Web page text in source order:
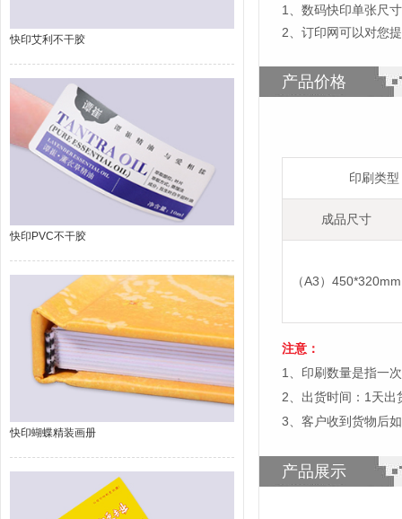
快印艾利不干胶
快印PVC不干胶
快印蝴蝶精装画册
1
数码快印单张尺
2、订印网可以对您
产品价格
印刷类型
成品尺寸
（A3）450*320mm
注意：
1、印刷数量是指一
2、出货时间：1天出
3、客户收到货物后
产品展示